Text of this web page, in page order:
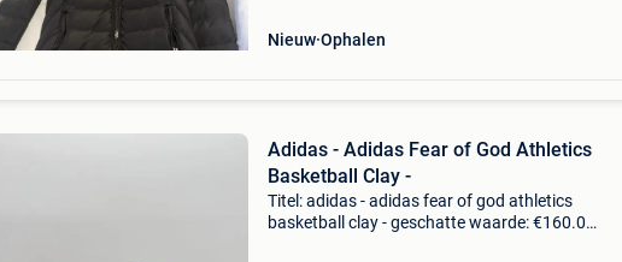
Nieuw Ophalen
Adidas - Adidas Fear of God Athletics
Basketball Clay -
Titel: adidas - adidas fear of god athletics
basketball clay - geschatte waarde: €160.0